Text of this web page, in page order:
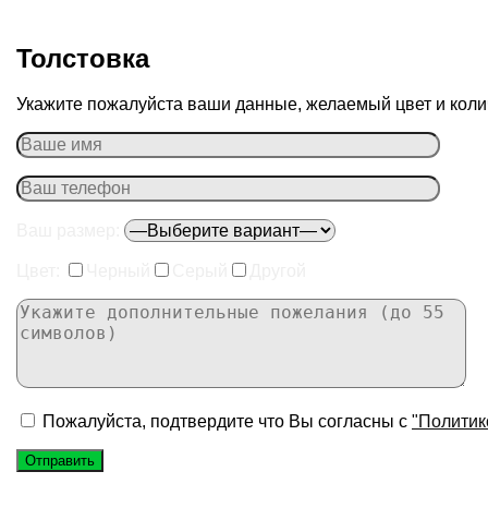
Толстовка
Укажите пожалуйста ваши данные, желаемый цвет и
Пожалуйста, подтвердите что Вы согласны с